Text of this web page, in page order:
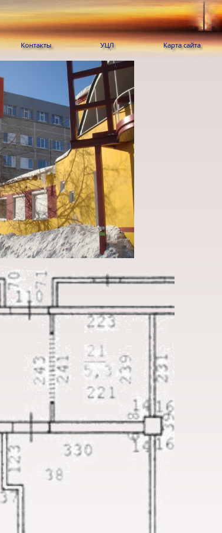
Контакты УЦЛ Карта сайта